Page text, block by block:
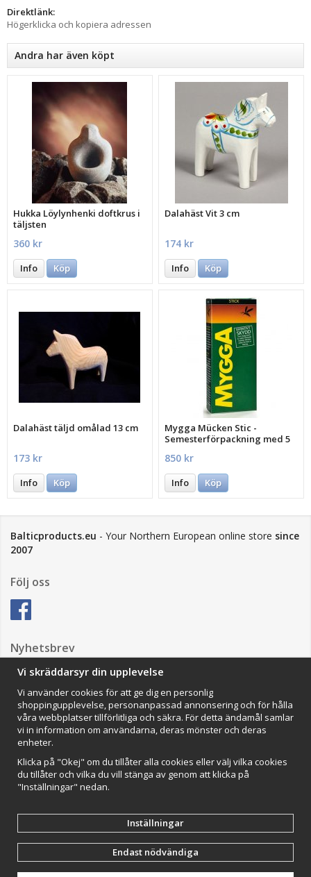
Direktlänk:
Högerklicka och kopiera adressen
Andra har även köpt
Hukka Löylynhenki doftkrus i
täljsten
360 kr
Info Köp
Dalahäst Vit 3 cm
174 kr
Info Köp
Dalahäst täljd omålad 13 cm
173 kr
Info Köp
Mygga Mücken Stic -
Semesterförpackning med 5
850 kr
Info Köp
Balticproducts.eu - Your Northern European online store since
2007
Följ oss
Nyhetsbrev
Impressum
VAMOS Commerce AB
Organisationsnummer: 559502-0453
Drift & produktion:Wikinggruppen
Vi skräddarsyr din upplevelse
Vi använder cookies för att ge dig en personlig
shoppingupplevelse, personanpassad annonsering och för hålla
våra webbplatser tillförlitliga och säkra. För detta ändamål samlar
vi in information om användarna, deras mönster och deras
enheter.
Klicka på "Okej" om du tillåter alla cookies eller välj vilka cookies
du tillåter och vilka du vill stänga av genom att klicka på
"Inställningar" nedan.
Inställningar
Endast nödvändiga